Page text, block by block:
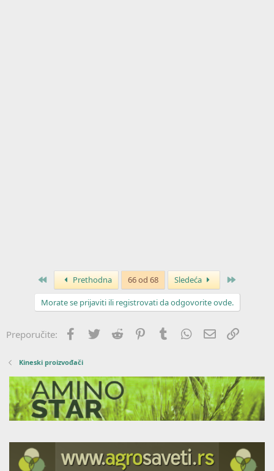
Prvo Prethodna 66 od 68 Sledeća
Morate se prijaviti ili registrovati da odgovorite ovde.
Preporučite: Facebook
Twitter Reddit PinterestTumblr WhatsApp
Imejl
Kineski proizvođači